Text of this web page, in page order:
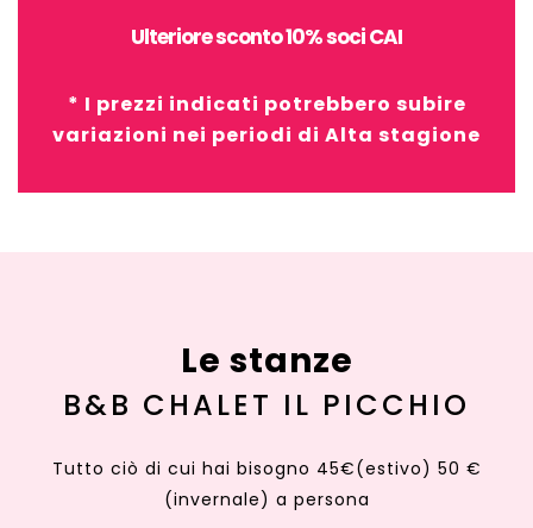
Ulteriore sconto 10% soci CAI
* I prezzi indicati potrebbero subire
variazioni nei periodi di Alta stagione
Le stanze
B&B CHALET IL PICCHIO
Tutto ciò di cui hai bisogno 45€(estivo) 50 €
(invernale) a persona